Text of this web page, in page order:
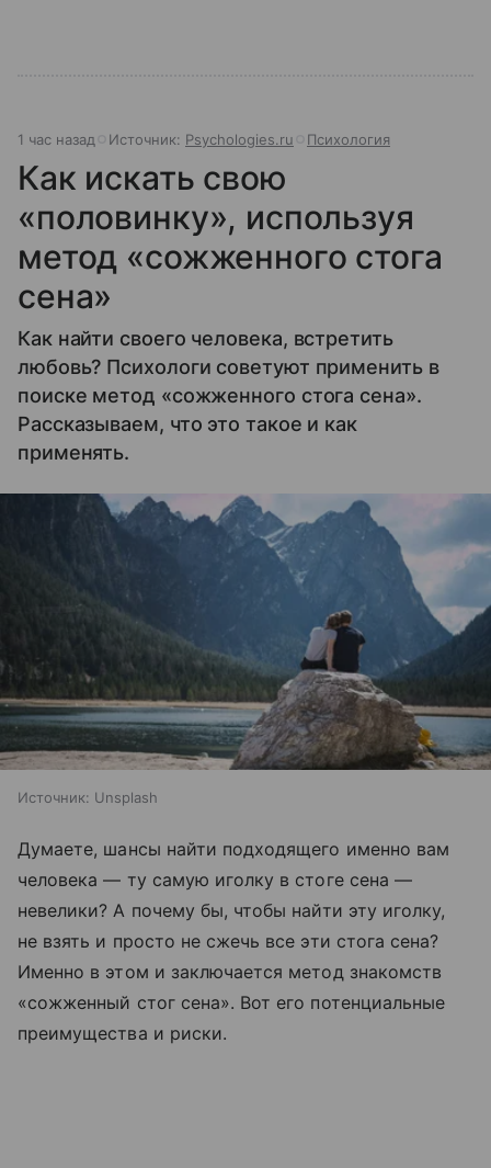
1 час назад Источник: Psychologies.ru Психология
Как искать свою
«половинку», используя
метод «сожженного стога
сена»
Как найти своего человека, встретить
любовь? Психологи советуют применить в
поиске метод «сожженного стога сена».
Рассказываем, что это такое и как
применять.
Источник: Unsplash
Думаете, шансы найти подходящего именно вам
человека — ту самую иголку в стоге сена —
невелики? А почему бы, чтобы найти эту иголку,
не взять и просто не сжечь все эти стога сена?
Именно в этом и заключается метод знакомств
«сожженный стог сена». Вот его потенциальные
преимущества и риски.